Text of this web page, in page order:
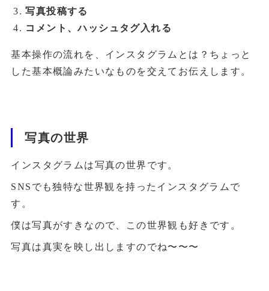
写真投稿する
コメント、ハッシュタグ入れる
基本操作の流れを、インスタグラムとは？ちょっと
した基本概論みたいなものを交えてお伝えします。
写真の世界
インスタグラムは写真の世界です。
SNSでも独特な世界観を持ったインスタグラムで
す。
僕は写真がすきなので、この世界観も好きです。
写真は真実を映し出しますのでね〜〜〜